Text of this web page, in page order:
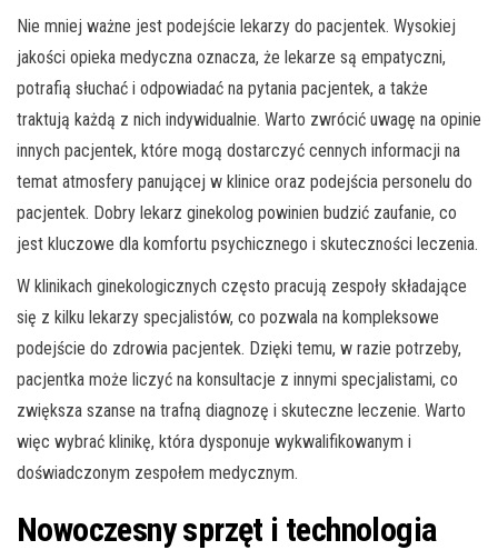
Nie mniej ważne jest podejście lekarzy do pacjentek. Wysokiej
jakości opieka medyczna oznacza, że lekarze są empatyczni,
potrafią słuchać i odpowiadać na pytania pacjentek, a także
traktują każdą z nich indywidualnie. Warto zwrócić uwagę na opinie
innych pacjentek, które mogą dostarczyć cennych informacji na
temat atmosfery panującej w klinice oraz podejścia personelu do
pacjentek. Dobry lekarz ginekolog powinien budzić zaufanie, co
jest kluczowe dla komfortu psychicznego i skuteczności leczenia.
W klinikach ginekologicznych często pracują zespoły składające
się z kilku lekarzy specjalistów, co pozwala na kompleksowe
podejście do zdrowia pacjentek. Dzięki temu, w razie potrzeby,
pacjentka może liczyć na konsultacje z innymi specjalistami, co
zwiększa szanse na trafną diagnozę i skuteczne leczenie. Warto
więc wybrać klinikę, która dysponuje wykwalifikowanym i
doświadczonym zespołem medycznym.
Nowoczesny sprzęt i technologia